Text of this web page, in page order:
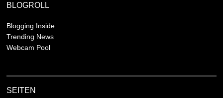
BLOGROLL
Blogging Inside
Trending News
Webcam Pool
SEITEN